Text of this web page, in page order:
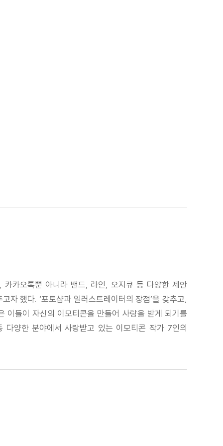
카카오톡뿐 아니라 밴드, 라인, 오지큐 등 다양한 제안
자 했다. ‘포토샵과 일러스트레이터의 장점’을 갖추고,
이들이 자신의 이모티콘을 만들어 사랑을 받게 되기를
다양한 분야에서 사랑받고 있는 이모티콘 작가 7인의